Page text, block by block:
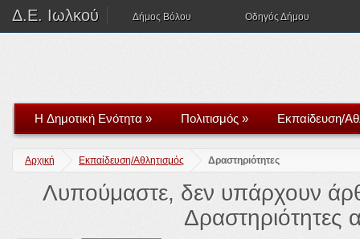
Δ.Ε. Ιωλκού Δήμος Βόλου Οδηγός Δήμου
H Δημοτική Ενότητα » Πολιτισμός » Εκπαίδευση/
Αρχική Εκπαίδευση/Αθλητισμός Δραστηριότητες
Λυπούμαστε, δεν υπάρχουν
Δραστηριότητες